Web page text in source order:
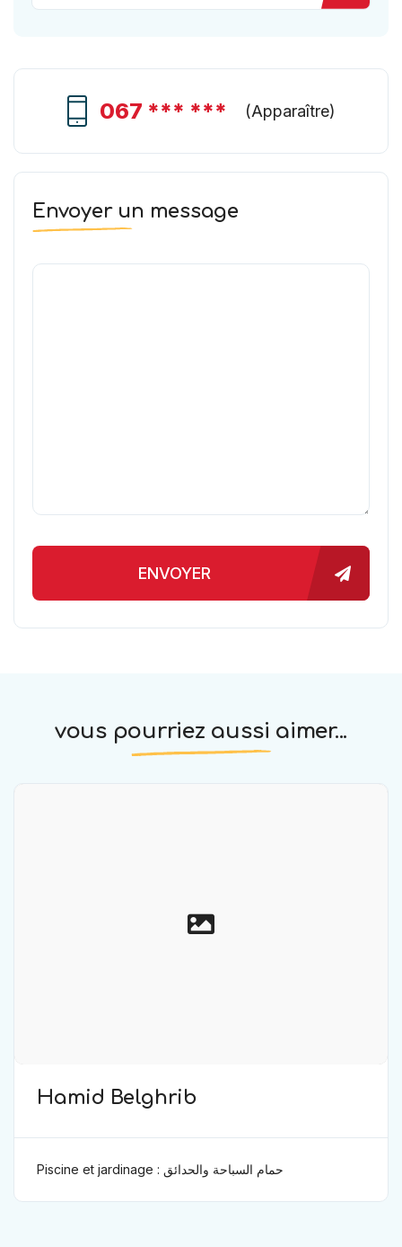
067 *** *** (Apparaître)
Envoyer un message
ENVOYER
vous pourriez aussi aimer...
Hamid Belghrib
Piscine et jardinage : حمام السباحة والحدائق